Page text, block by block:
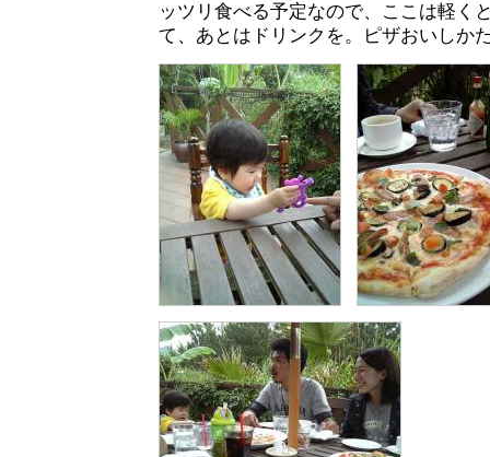
ッツリ食べる予定なので、ここは軽く
て、あとはドリンクを。ピザおいしか